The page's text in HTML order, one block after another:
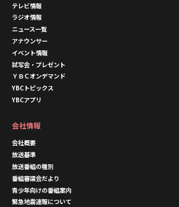
テレビ情報
ラジオ情報
ニュース一覧
アナウンサー
イベント情報
試写会・プレゼント
ＹＢＣオンデマンド
YBCトピックス
YBCアプリ
会社情報
会社概要
放送基準
放送番組の種別
番組審議会だより
青少年向けの番組案内
緊急地震速報について